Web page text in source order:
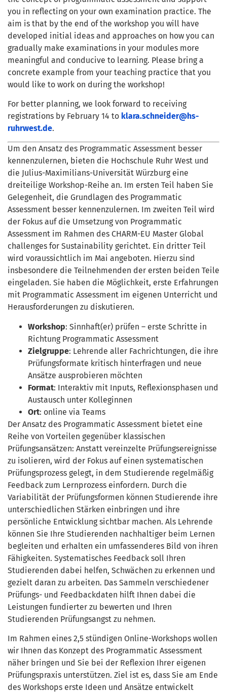
you in reflecting on your own examination practice. The
aim is that by the end of the workshop you will have
developed initial ideas and approaches on how you can
gradually make examinations in your modules more
meaningful and conducive to learning. Please bring a
concrete example from your teaching practice that you
would like to work on during the workshop!
For better planning, we look forward to receiving
registrations by February 14 to klara.schneider@hs-
ruhrwest.de.
Um den Ansatz des Programmatic Assessment besser
kennenzulernen, bieten die Hochschule Ruhr West und
die Julius-Maximilians-Universität Würzburg eine
dreiteilige Workshop-Reihe an. Im ersten Teil haben Sie
Gelegenheit, die Grundlagen des Programmatic
Assessment besser kennenzulernen. Im zweiten Teil wird
der Fokus auf die Umsetzung von Programmatic
Assessment im Rahmen des CHARM-EU Master Global
challenges for Sustainability gerichtet. Ein dritter Teil
wird voraussichtlich im Mai angeboten. Hierzu sind
insbesondere die Teilnehmenden der ersten beiden Teile
eingeladen. Sie haben die Möglichkeit, erste Erfahrungen
mit Programmatic Assessment im eigenen Unterricht und
Herausforderungen zu diskutieren.
Workshop: Sinnhaft(er) prüfen – erste Schritte in
Richtung Programmatic Assessment
Zielgruppe: Lehrende aller Fachrichtungen, die ihre
Prüfungsformate kritisch hinterfragen und neue
Ansätze ausprobieren möchten
Format: Interaktiv mit Inputs, Reflexionsphasen und
Austausch unter Kolleginnen
Ort: online via Teams
Der Ansatz des Programmatic Assessment bietet eine
Reihe von Vorteilen gegenüber klassischen
Prüfungsansätzen: Anstatt vereinzelte Prüfungsereignisse
zu isolieren, wird der Fokus auf einen systematischen
Prüfungsprozess gelegt, in dem Studierende regelmäßig
Feedback zum Lernprozess einfordern. Durch die
Variabilität der Prüfungsformen können Studierende ihre
unterschiedlichen Stärken einbringen und ihre
persönliche Entwicklung sichtbar machen. Als Lehrende
können Sie Ihre Studierenden nachhaltiger beim Lernen
begleiten und erhalten ein umfassenderes Bild von ihren
Fähigkeiten. Systematisches Feedback soll Ihren
Studierenden dabei helfen, Schwächen zu erkennen und
gezielt daran zu arbeiten. Das Sammeln verschiedener
Prüfungs- und Feedbackdaten hilft Ihnen dabei die
Leistungen fundierter zu bewerten und Ihren
Studierenden Prüfungsangst zu nehmen.
Im Rahmen eines 2,5 stündigen Online-Workshops wollen
wir Ihnen das Konzept des Programmatic Assessment
näher bringen und Sie bei der Reflexion Ihrer eigenen
Prüfungspraxis unterstützen. Ziel ist es, dass Sie am Ende
des Workshops erste Ideen und Ansätze entwickelt